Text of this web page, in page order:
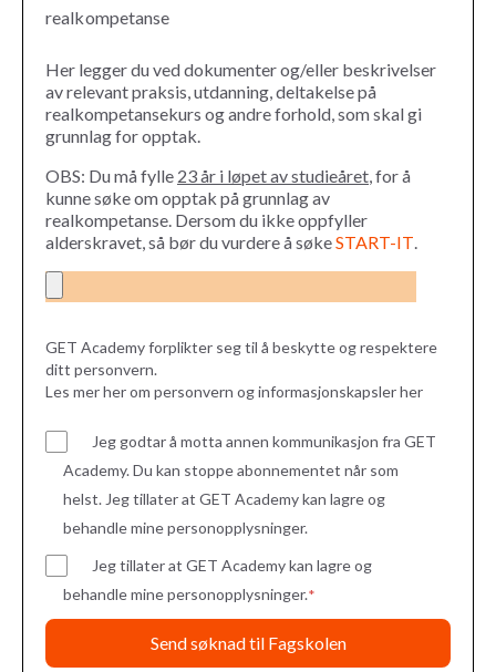
realkompetanse
Her legger du ved dokumenter og/eller beskrivelser
av relevant praksis, utdanning, deltakelse på
realkompetansekurs og andre forhold, som skal gi
grunnlag for opptak.
OBS: Du må fylle 23 år i løpet av studieåret , for å
kunne søke om opptak på grunnlag av
realkompetanse. Dersom du ikke oppfyller
alderskravet, så bør du vurdere å søkeSTART-IT
GET Academy forplikter seg til å beskytte og respektere
ditt personvern.
Les mer her om personvern og informasjonskapsler her
Jeg godtar å motta annen kommunikasjon fra GET
Academy. Du kan stoppe abonnementet når som
helst. Jeg tillater at GET Academy kan lagre og
behandle mine personopplysninger.
Jeg tillater at GET Academy kan lagre og
behandle mine personopplysninger.*